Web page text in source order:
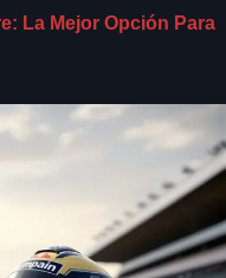
La Mejor Opción Para